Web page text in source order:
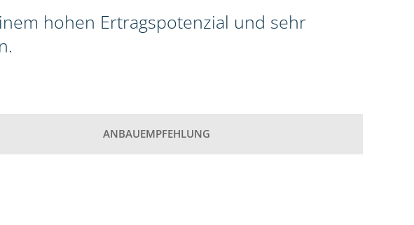
hohen Ertragspotenzial und sehr
ANBAUEMPFEHLUNG